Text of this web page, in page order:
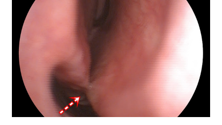
ayrılmaktadır (yüksek riskli tipler >> tip 16, 18, 31, 33, 35, 39,
45), olası yüksek riskli tipler >> tip 26, 53, 66 ve düşük riskli
tipler tip >> 6, 11, 40, 42, 43, 44, 54). Genelde fark edilen
lezyonların çoğu iyi huyludur. Son yıllarda, bu virüsün sadece
cinsel ilişki yolu ile değil; direk mukozal temas yoluyla da
bulaşabildiğinin netlik kazanması...